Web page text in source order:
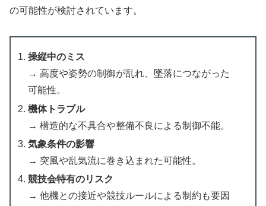
の可能性が検討されています。
操縦中のミス
→ 高度や姿勢の制御が乱れ、墜落につながった
可能性。
機体トラブル
→ 構造的な不具合や整備不良による制御不能。
気象条件の影響
→ 突風や乱気流に巻き込まれた可能性。
競技会特有のリスク
→ 他機との接近や競技ルールによる制約も要因